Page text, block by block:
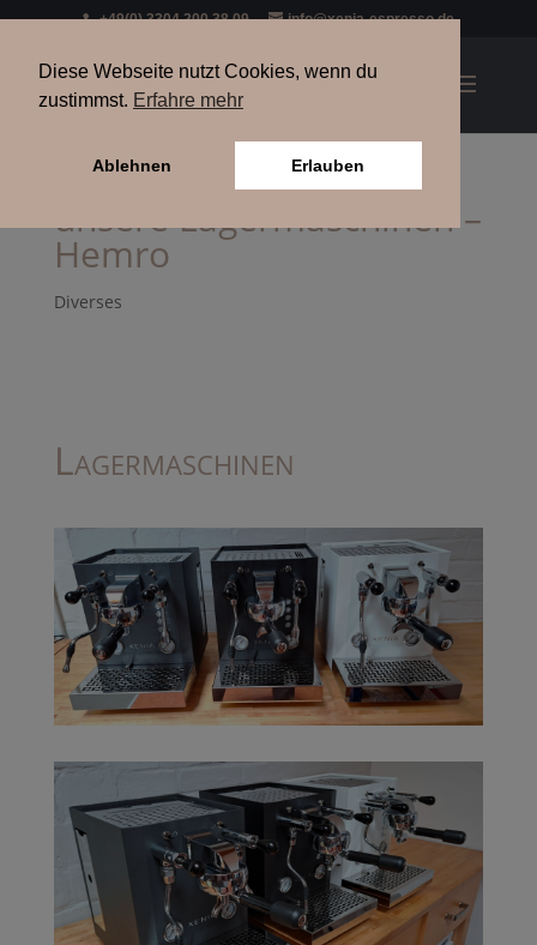
+49(0) 3304 200 38 09 info@xenia-espresso.de
unsere Lagermaschinen –
Hemro
Diverses
Lagermaschinen
Diese Webseite nutzt Cookies, wenn du
zustimmst. Erfahre mehr
Ablehnen Erlauben